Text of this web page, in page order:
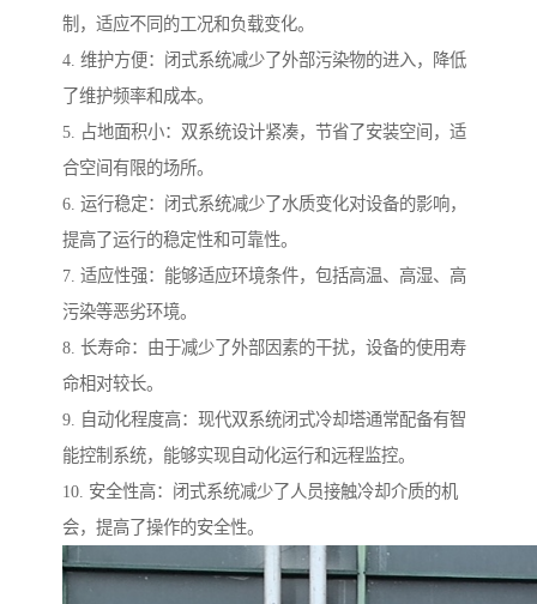
制，适应不同的工况和负载变化。
4. 维护方便：闭式系统减少了外部污染物的进入，降低
了维护频率和成本。
5. 占地面积小：双系统设计紧凑，节省了安装空间，适
合空间有限的场所。
6. 运行稳定：闭式系统减少了水质变化对设备的影响，
提高了运行的稳定性和可靠性。
7. 适应性强：能够适应环境条件，包括高温、高湿、高
污染等恶劣环境。
8. 长寿命：由于减少了外部因素的干扰，设备的使用寿
命相对较长。
9. 自动化程度高：现代双系统闭式冷却塔通常配备有智
能控制系统，能够实现自动化运行和远程监控。
10. 安全性高：闭式系统减少了人员接触冷却介质的机
会，提高了操作的安全性。